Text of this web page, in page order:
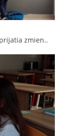
zmien..